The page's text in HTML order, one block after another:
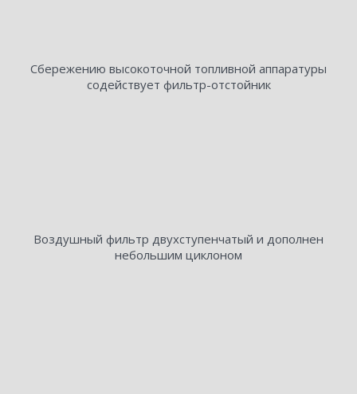
Сбережению высокоточной топливной аппаратуры
содействует фильтр-отстойник
Воздушный фильтр двухступенчатый и дополнен
небольшим циклоном